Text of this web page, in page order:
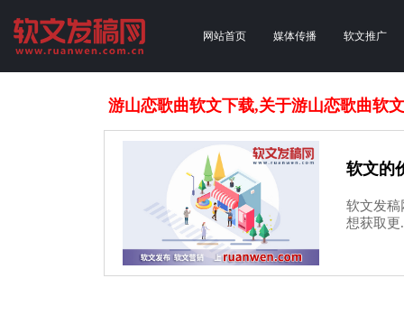
网站首页 媒体传播 软文推广
游山恋歌曲软文下载,关于游山恋歌曲软
软文的
软文发稿
想获取更